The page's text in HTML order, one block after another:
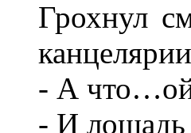
Грохнул
- А
- И лошадь